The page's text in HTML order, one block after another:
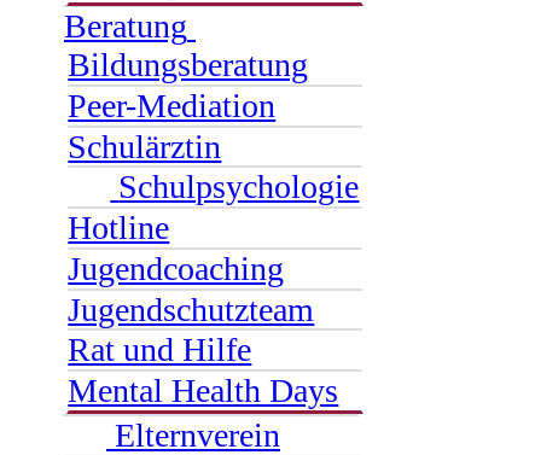
Beratung
Bildungsberatung
Peer-Mediation
Schulärztin
Schulpsychologie
Hotline
Jugendcoaching
Jugendschutzteam
Rat und Hilfe
Mental Health Days
Elternverein